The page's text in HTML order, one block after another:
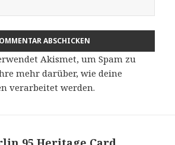
Akismet, um Spam zu
mehr darüber, wie deine
verarbeitet werden.